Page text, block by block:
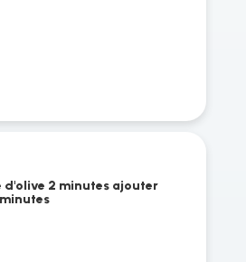
d'olive 2 minutes ajouter